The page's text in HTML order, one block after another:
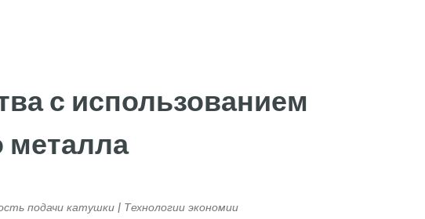
с использованием
металла
подачи катушки | Технологии экономии